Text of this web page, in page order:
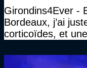
Girondins4Ever -
Bordeaux, j’ai
corticoïdes, et